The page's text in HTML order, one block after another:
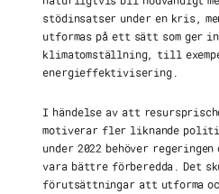
stödinsatser under en kris,
utformas på ett sätt som ger
klimatomställning, till
energieffektivisering.
I händelse av att
motiverar fler liknande
under 2022 behöver regeringen
vara bättre förberedda. Det
förutsättningar att utforma